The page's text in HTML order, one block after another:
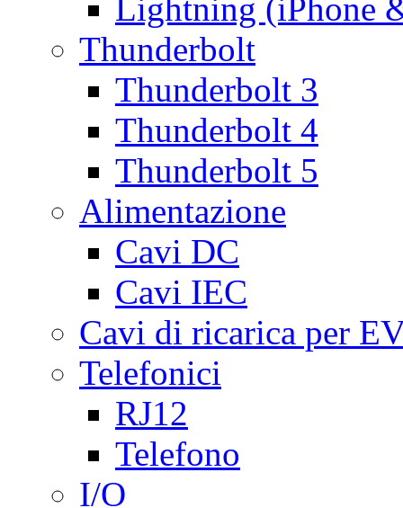
Lightning (iPhone
Thunderbolt
Thunderbolt 3
Thunderbolt 4
Thunderbolt 5
Alimentazione
Cavi DC
Cavi IEC
Cavi di ricarica per
Telefonici
RJ12
Telefono
I/O